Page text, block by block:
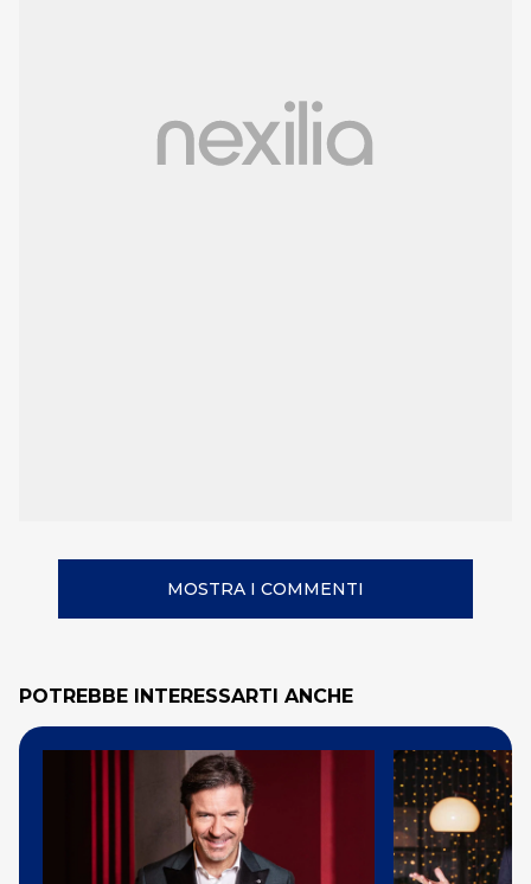
MOSTRA I COMMENTI
POTREBBE INTERESSARTI ANCHE